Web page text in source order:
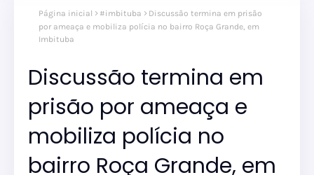
Página inicial #imbituba
Discussão termina em prisão
por ameaça e mobiliza polícia no bairro Roça Grande, em
Imbituba
Discussão termina em
prisão por ameaça e
mobiliza polícia no
bairro Roça Grande, em